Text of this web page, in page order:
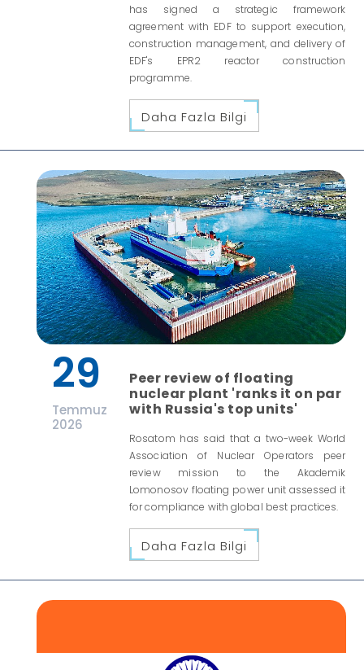
has signed a strategic framework
agreement with EDF to support execution,
construction management, and delivery of
EDF's EPR2 reactor construction
programme.
Daha Fazla Bilgi
29
Temmuz
2026
Peer review of floating
nuclear plant 'ranks it on par
with Russia's top units'
Rosatom has said that a two-week World
Association of Nuclear Operators peer
review mission to the Akademik
Lomonosov floating power unit assessed it
for compliance with global best practices.
Daha Fazla Bilgi